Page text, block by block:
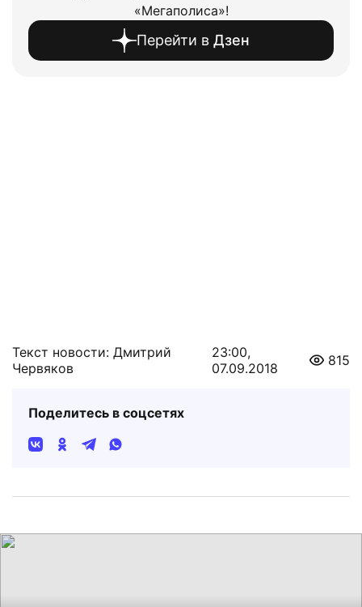
«Мегаполиса»!
Перейти в Дзен
Текст новости: Дмитрий
Червяков
23:00,
07.09.2018
815
Поделитесь в соцсетях